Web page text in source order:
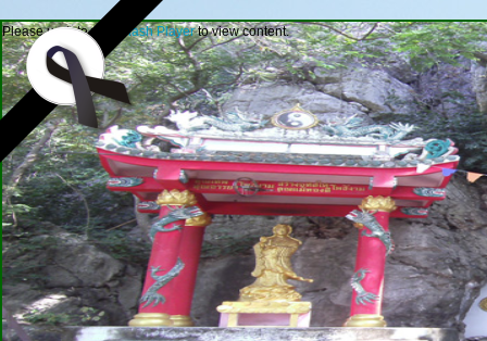
Please update your Flash Playerto view content.